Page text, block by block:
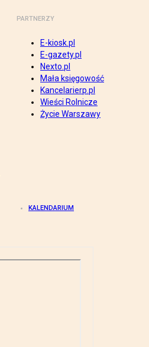
PARTNERZY
E-kiosk.pl
E-gazety.pl
Nexto.pl
Mała księgowość
Kancelarierp.pl
Wieści Rolnicze
Życie Warszawy
KALENDARIUM